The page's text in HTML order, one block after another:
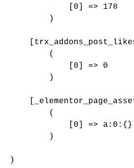
            [0] => 178
        )
        (
            [0] => 0
        )
        (
            [0] => a:0:{}
        )
)